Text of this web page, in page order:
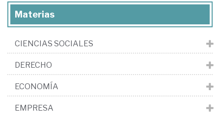
Materias
CIENCIAS SOCIALES
DERECHO
ECONOMÍA
EMPRESA